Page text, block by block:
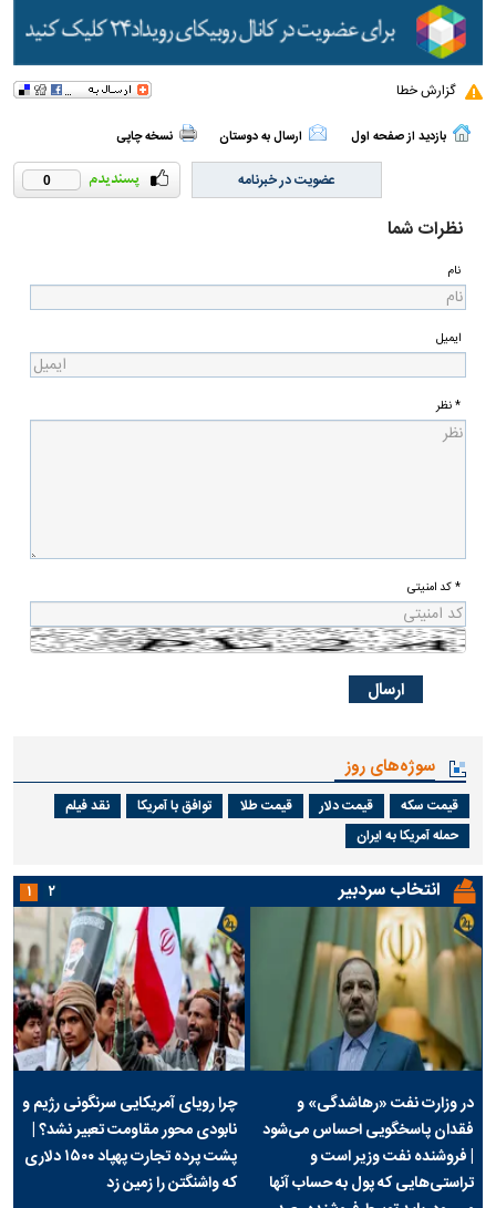
گزارش خطا
بازدید از صفحه اول ارسال به دوستان نسخه چاپی
0 عضویت در خبرنامه
نظرات شما
نام
ایمیل
* نظر
* کد امنیتی
سوژه‌های روز
قیمت سکه قیمت دلار قیمت طلا توافق با آمریکا
نقد فیلم
حمله آمریکا به ایران
انتخاب سردبیر
در وزارت نفت «رهاشدگی» و
فقدان پاسخگویی احساس می‌شود
| فروشنده نفت وزیر است و
تراستی‌هایی که پول به حساب آنها
چرا رویای آمریکایی سرنگونی رژیم و
نابودی محور مقاومت تعبیر نشد؟ |
پشت پرده تجارت پهپاد‌ ۱۵۰۰ دلاری
که واشنگتن را زمین زد
۱ ۲